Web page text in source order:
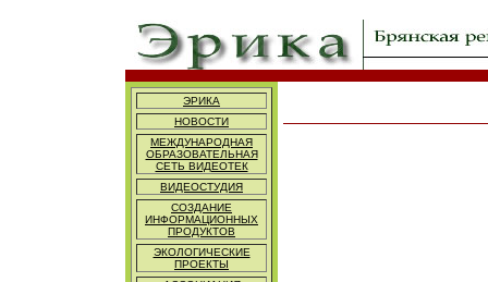
ЭРИКА
НОВОСТИ
МЕЖДУНАРОДНАЯ
ОБРАЗОВАТЕЛЬНАЯ
СЕТЬ ВИДЕОТЕК
ВИДЕОСТУДИЯ
СОЗДАНИЕ
ИНФОРМАЦИОННЫХ
ПРОДУКТОВ
ЭКОЛОГИЧЕСКИЕ
ПРОЕКТЫ